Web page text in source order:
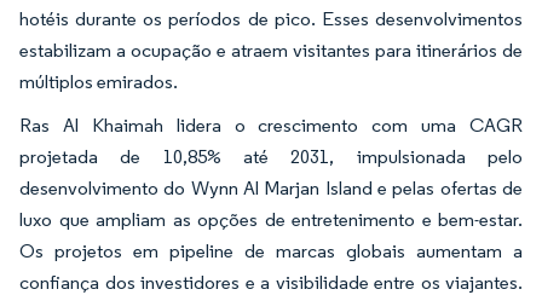
hotéis durante os períodos de pico. Esses desenvolvimentos
estabilizam a ocupação e atraem visitantes para itinerários de
múltiplos emirados.
Ras Al Khaimah lidera o crescimento com uma CAGR
projetada de 10,85% até 2031, impulsionada pelo
desenvolvimento do Wynn Al Marjan Island e pelas ofertas de
luxo que ampliam as opções de entretenimento e bem-estar.
Os projetos em pipeline de marcas globais aumentam a
confiança dos investidores e a visibilidade entre os viajantes.